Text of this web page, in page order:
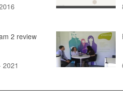
- no audio
2 review
2021